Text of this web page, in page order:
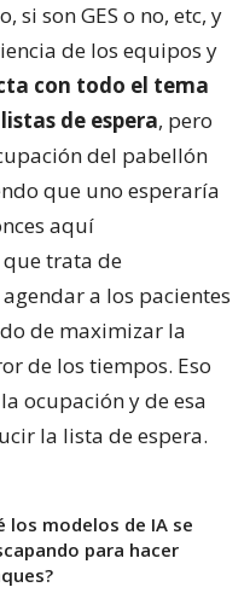
si son GES o no, etc, y
de los equipos y
con todo el tema
de espera, pero
del pabellón
que uno esperaría
aquí
trata de
a los pacientes
de maximizar la
de los tiempos. Eso
ocupación y de esa
la lista de espera.
los modelos de IA se
para hacer